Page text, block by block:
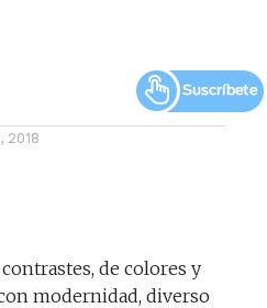
2018
de colores y
modernidad, diverso